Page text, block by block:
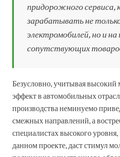
придорожного сервиса,
зарабатывать не
электромобилей, но и
сопутствующих
Безусловно, учитывая
эффект в автомобильных
производства неминуемо
смежных направлений, а
специалистах высокого
данном проекте, даст стимул